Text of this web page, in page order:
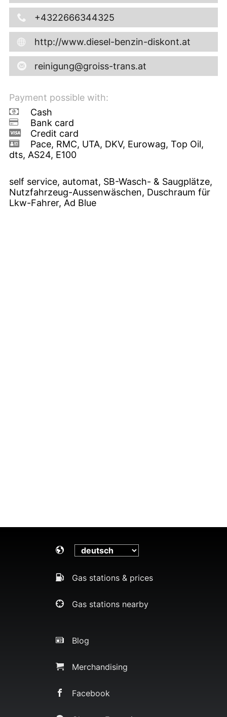
+4322666344325
http://www.diesel-benzin-diskont.at
reinigung@groiss-trans.at
Payment possible with:
Cash
Bank card
Credit card
Pace, RMC, UTA, DKV, Eurowag, Top Oil,
dts, AS24, E100
self service, automat, SB-Wasch- & Saugplätze,
Nutzfahrzeug-Aussenwäschen, Duschraum für
Lkw-Fahrer, Ad Blue
Gas stations & prices
Gas stations nearby
Blog
Merchandising
Facebook